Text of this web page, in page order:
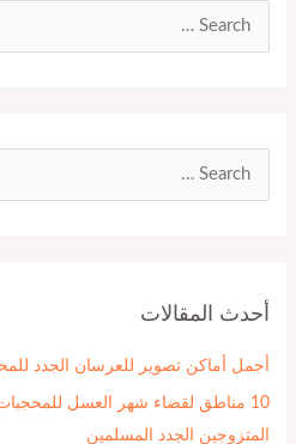
ث
ن
:
أحدث المقالات
أجمل أماكن تصوير للعرسان الجدد
10 مناطق لقضاء شهر العسل
المتزوجين الجدد المسلمين